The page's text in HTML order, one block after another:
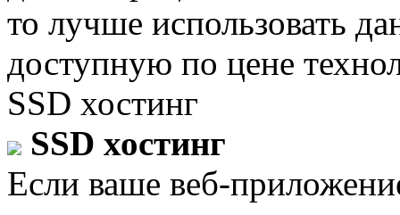
то лучше использовать
доступную по цене
SSD хостинг
SSD хостинг
Если ваше веб-